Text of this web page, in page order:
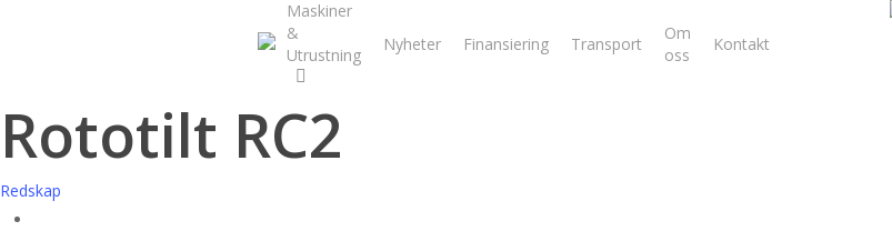
Maskiner
&
Utrustning
Nyheter Finansiering Transport
Om
oss
Kontakt
Rototilt RC2
Redskap